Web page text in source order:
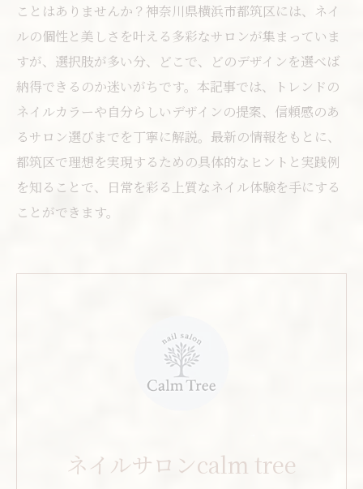
ことはありませんか？神奈川県横浜市都筑区には、ネイ
ルの個性と美しさを叶える多彩なサロンが集まっていま
すが、選択肢が多い分、どこで、どのデザインを選べば
納得できるのか迷いがちです。本記事では、トレンドの
ネイルカラーや自分らしいデザインの提案、信頼感のあ
るサロン選びまでを丁寧に解説。最新の情報をもとに、
都筑区で理想を実現するための具体的なヒントと実践例
を知ることで、日常を彩る上質なネイル体験を手にする
ことができます。
ネイルサロンcalm tree